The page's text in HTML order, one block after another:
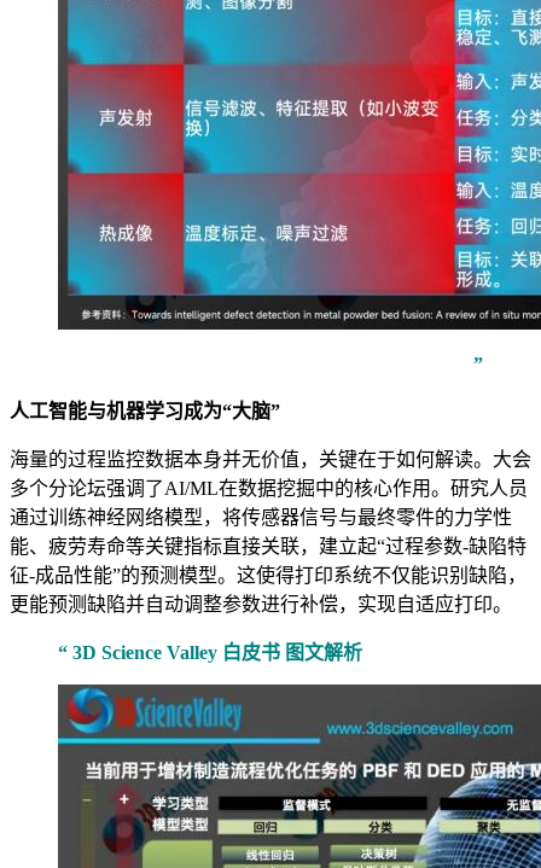
”
人工智能与机器学习成为“大脑”
海量的过程监控数据本身并无价值，关键在于如何解读。大会
多个分论坛强调了AI/ML在数据挖掘中的核心作用。研究人员
通过训练神经网络模型，将传感器信号与最终零件的力学性
能、疲劳寿命等关键指标直接关联，建立起“过程参数-缺陷特
征-成品性能”的预测模型。这使得打印系统不仅能识别缺陷，
更能预测缺陷并自动调整参数进行补偿，实现自适应打印。
“ 3D Science Valley 白皮书 图文解析